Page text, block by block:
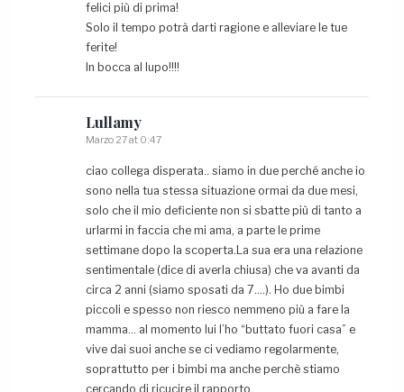
felici più di prima!
Solo il tempo potrà darti ragione e alleviare le tue
ferite!
In bocca al lupo!!!!
Lullamy
Marzo 27 at 0:47
ciao collega disperata.. siamo in due perché anche io
sono nella tua stessa situazione ormai da due mesi,
solo che il mio deficiente non si sbatte più di tanto a
urlarmi in faccia che mi ama, a parte le prime
settimane dopo la scoperta.La sua era una relazione
sentimentale (dice di averla chiusa) che va avanti da
circa 2 anni (siamo sposati da 7….). Ho due bimbi
piccoli e spesso non riesco nemmeno più a fare la
mamma… al momento lui l’ho “buttato fuori casa” e
vive dai suoi anche se ci vediamo regolarmente,
soprattutto per i bimbi ma anche perchè stiamo
cercando di ricucire il rapporto.